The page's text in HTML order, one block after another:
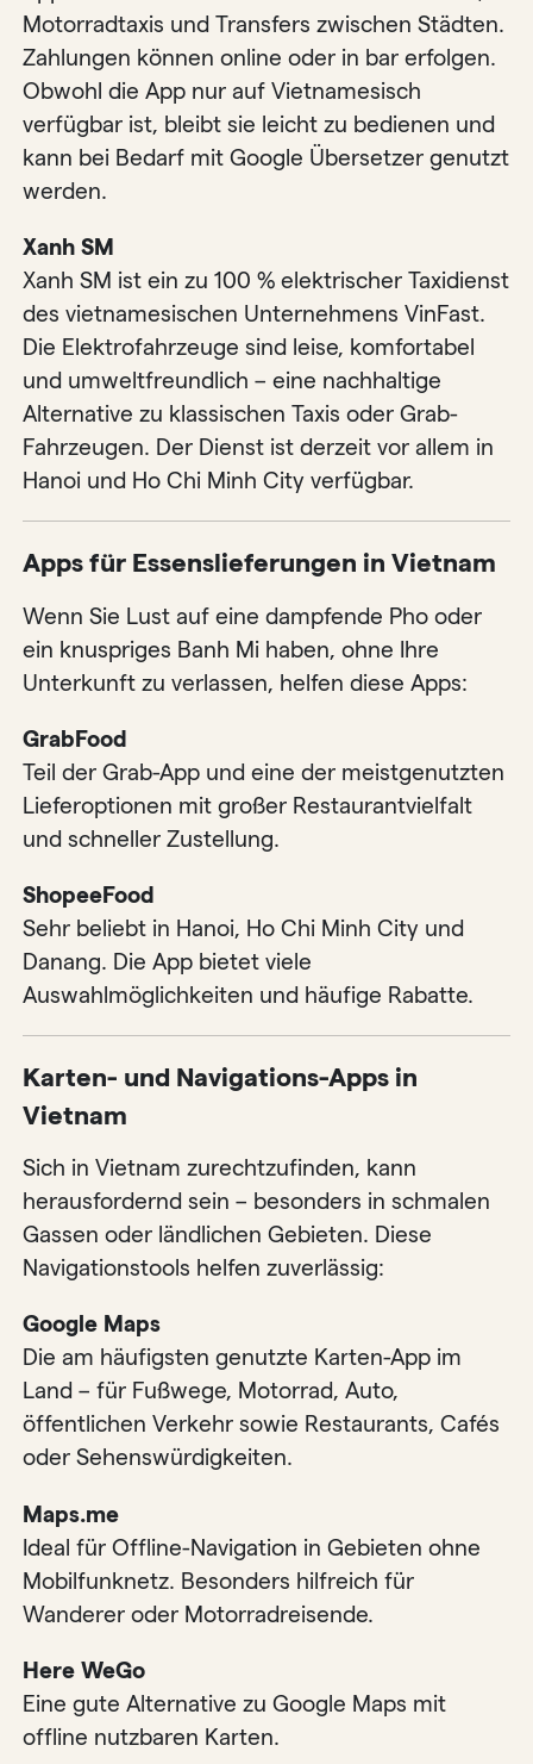
Motorradtaxis und Transfers zwischen Städten.
Zahlungen können online oder in bar erfolgen.
Obwohl die App nur auf Vietnamesisch
verfügbar ist, bleibt sie leicht zu bedienen und
kann bei Bedarf mit Google Übersetzer genutzt
werden.
Xanh SM
Xanh SM ist ein zu 100 % elektrischer Taxidienst
des vietnamesischen Unternehmens VinFast.
Die Elektrofahrzeuge sind leise, komfortabel
und umweltfreundlich – eine nachhaltige
Alternative zu klassischen Taxis oder Grab-
Fahrzeugen. Der Dienst ist derzeit vor allem in
Hanoi und Ho Chi Minh City verfügbar.
Apps für Essenslieferungen in Vietnam
Wenn Sie Lust auf eine dampfende Pho oder
ein knuspriges Banh Mi haben, ohne Ihre
Unterkunft zu verlassen, helfen diese Apps:
GrabFood
Teil der Grab-App und eine der meistgenutzten
Lieferoptionen mit großer Restaurantvielfalt
und schneller Zustellung.
ShopeeFood
Sehr beliebt in Hanoi, Ho Chi Minh City und
Danang. Die App bietet viele
Auswahlmöglichkeiten und häufige Rabatte.
Karten- und Navigations-Apps in
Vietnam
Sich in Vietnam zurechtzufinden, kann
herausfordernd sein – besonders in schmalen
Gassen oder ländlichen Gebieten. Diese
Navigationstools helfen zuverlässig:
Google Maps
Die am häufigsten genutzte Karten-App im
Land – für Fußwege, Motorrad, Auto,
öffentlichen Verkehr sowie Restaurants, Cafés
oder Sehenswürdigkeiten.
Maps.me
Ideal für Offline-Navigation in Gebieten ohne
Mobilfunknetz. Besonders hilfreich für
Wanderer oder Motorradreisende.
Here WeGo
Eine gute Alternative zu Google Maps mit
offline nutzbaren Karten.